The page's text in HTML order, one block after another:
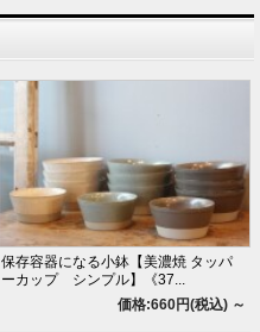
保存容器になる小鉢【美濃焼 タッパ
ーカップ シンプル】《37...
価格:660円(税込) ～